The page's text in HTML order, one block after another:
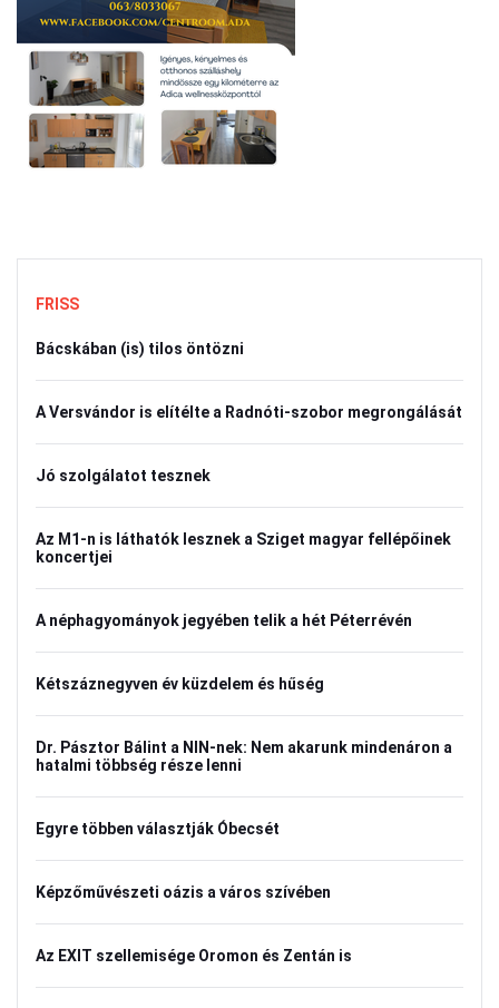
FRISS
Bácskában (is) tilos öntözni
A Versvándor is elítélte a Radnóti-szobor megrongálását
Jó szolgálatot tesznek
Az M1-n is láthatók lesznek a Sziget magyar fellépőinek
koncertjei
A néphagyományok jegyében telik a hét Péterrévén
Kétszáznegyven év küzdelem és hűség
Dr. Pásztor Bálint a NIN-nek: Nem akarunk mindenáron a
hatalmi többség része lenni
Egyre többen választják Óbecsét
Képzőművészeti oázis a város szívében
Az EXIT szellemisége Oromon és Zentán is